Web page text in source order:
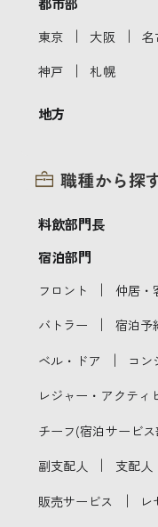
東京 ｜ 大阪 ｜ 名
神戸 ｜ 札幌
地方
職種から探
料飲部門長
宿泊部門
フロント ｜ 仲居・
バトラー ｜ 宿泊予
ベル・ドア ｜ コン
レジャー・アクティ
チーフ(宿泊サービ
副支配人 ｜ 支配人
販売サービス ｜